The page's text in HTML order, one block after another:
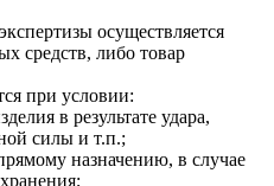
осуществляется
средств, либо товар
при условии:
в результате удара,
силы и т.п.;
назначению, в случае